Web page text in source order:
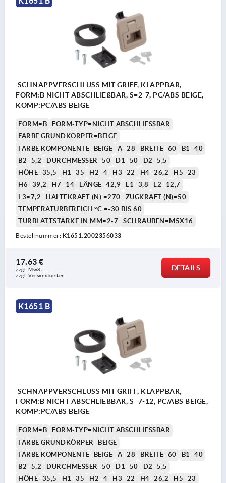
SCHNAPPVERSCHLUSS MIT GRIFF, KLAPPBAR,
FORM:B NICHT ABSCHLIEßBAR, S=2-7, PC/ABS BEIGE,
KOMP:PC/ABS BEIGE
FORM=B
FORM-TYP=NICHT ABSCHLIESSBAR
FARBE GRUNDKÖRPER=BEIGE
FARBE KOMPONENTE=BEIGE
A=28 BREITE=60
B1=40
B2=5,2
DURCHMESSER=50 D1=50
D2=5,5
HÖHE=35,5
H1=35 H2=4 H3=22 H4=26,2
H5=23
H6=39,2
H7=14 LÄNGE=42,9 L1=3,8
L2=12,7
L3=7,2
HALTEKRAFT (N) =270
ZUGKRAFT (N)=50
TEMPERATURBEREICH °C =-30 BIS 60
TÜRBLATTSTÄRKE IN MM=2-7
SCHRAUBEN=M5X16
Bestellnummer: K1651.2002356033
17,63 €
zzgl. MwSt.
zzgl. Versandkosten
DETAILS
K1651 B
SCHNAPPVERSCHLUSS MIT GRIFF, KLAPPBAR,
FORM:B NICHT ABSCHLIEßBAR, S=7-12, PC/ABS BEIGE,
KOMP:PC/ABS BEIGE
FORM=B
FORM-TYP=NICHT ABSCHLIESSBAR
FARBE GRUNDKÖRPER=BEIGE
FARBE KOMPONENTE=BEIGE
A=28 BREITE=60
B1=40
B2=5,2
DURCHMESSER=50 D1=50
D2=5,5
HÖHE=35,5
H1=35 H2=4 H3=22 H4=26,2
H5=23